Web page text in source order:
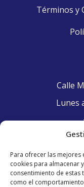
Para ofrecer las
cookies para almacenar
consentimiento de
como el
Términos y
Calle
Lunes